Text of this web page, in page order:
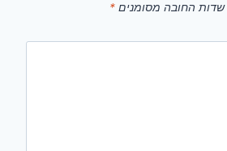
שדות החובה מסומנים *